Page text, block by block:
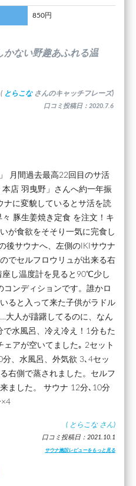
850円
かない野趣あふれる温
( とらこな さんのキャッチフレーズ)
口コミ投稿日：2020.7.6
月間過去最高22回目のサ活
店 羽曳野」さんへ約一年振
ナに変貌しているとサ活を読
豚生姜焼き定食 を注文！キ
が食欲をそそり一気に完食し
後サウナへ、左側のIKIサウナ
でセルフロウリュが出来る右
し温度計を見ると90℃少し
ンディションです。誰かロ
ると入って来た子供がラドル
大人が躊躇してるのに、なん
水風呂、冷え冷え！1分もた
アが空いてました｡ 2セット
、水風呂、外気欲 3､4セッ
右側で蒸されました。セルフ
ました。 サウナ 12分､10分
×4
( とらこな さん)
口コミ投稿日：2021.10.1
サウナ施設レビューをもっと見る